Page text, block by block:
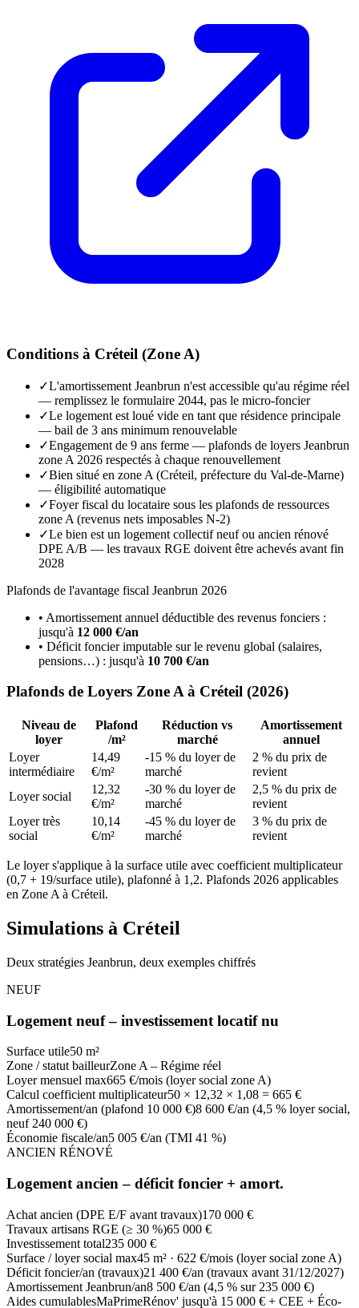
Conditions à Créteil (Zone A)
✓L'amortissement Jeanbrun n'est accessible qu'au régime réel
— remplissez le formulaire 2044, pas le micro-foncier
✓Le logement est loué vide en tant que résidence principale
— bail de 3 ans minimum renouvelable
✓Engagement de 9 ans ferme — plafonds de loyers Jeanbrun
zone A 2026 respectés à chaque renouvellement
✓Bien situé en zone A (Créteil, préfecture du Val-de-Marne)
— éligibilité automatique
✓Foyer fiscal du locataire sous les plafonds de ressources
zone A (revenus nets imposables N-2)
✓Le bien est un logement collectif neuf ou ancien rénové
DPE A/B — les travaux RGE doivent être achevés avant fin
2028
Plafonds de l'avantage fiscal Jeanbrun 2026
• Amortissement annuel déductible des revenus fonciers :
jusqu'à 12 000 €/an
• Déficit foncier imputable sur le revenu global (salaires,
pensions…) : jusqu'à 10 700 €/an
Plafonds de Loyers Zone Aà Créteil (2026)
Niveau de
loyer
Plafond
/m²
Réduction vs
marché
Amortissement
annuel
Loyer
intermédiaire
14,49
€/m²
-15 % du loyer de
marché
2 % du prix de
revient
Loyer social
12,32
€/m²
-30 % du loyer de
marché
2,5 % du prix de
revient
Loyer très
social
10,14
€/m²
-45 % du loyer de
marché
3 % du prix de
revient
Le loyer s'applique à la surface utile avec coefficient multiplicateur
(0,7 + 19/surface utile), plafonné à 1,2. Plafonds 2026 applicables
en Zone A à Créteil.
Simulations à Créteil
Deux stratégies Jeanbrun, deux exemples chiffrés
NEUF
Logement neuf – investissement locatif nu
Surface utile50 m²
Zone / statut bailleurZone A – Régime réel
Loyer mensuel max665 €/mois (loyer social zone A)
Calcul coefficient multiplicateur50 × 12,32 × 1,08 = 665 €
Amortissement/an (plafond 10 000 €)8 600 €/an (4,5 % loyer social,
neuf 240 000 €)
Économie fiscale/an5 005 €/an (TMI 41 %)
ANCIEN RÉNOVÉ
Logement ancien – déficit foncier + amort.
Achat ancien (DPE E/F avant travaux)170 000 €
Travaux artisans RGE (≥ 30 %)65 000 €
Investissement total235 000 €
Surface / loyer social max45 m² · 622 €/mois (loyer social zone A)
Déficit foncier/an (travaux)21 400 €/an (travaux avant 31/12/2027)
Amortissement Jeanbrun/an8 500 €/an (4,5 % sur 235 000 €)
Aides cumulablesMaPrimeRénov' jusqu'à 15 000 € + CEE + Éco-